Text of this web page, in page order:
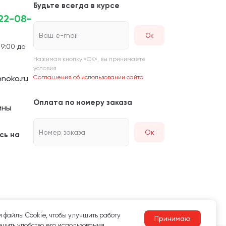
08-
до
на
Будьте всегда в курсе
Ваш e-mail
Нажимая кнопку «ОК», вы принимаете
условия
Соглашения об использовании сайта
Оплата по номеру заказа
Номер заказа Ок
Сookie, чтобы улучшить работу
Принимаю